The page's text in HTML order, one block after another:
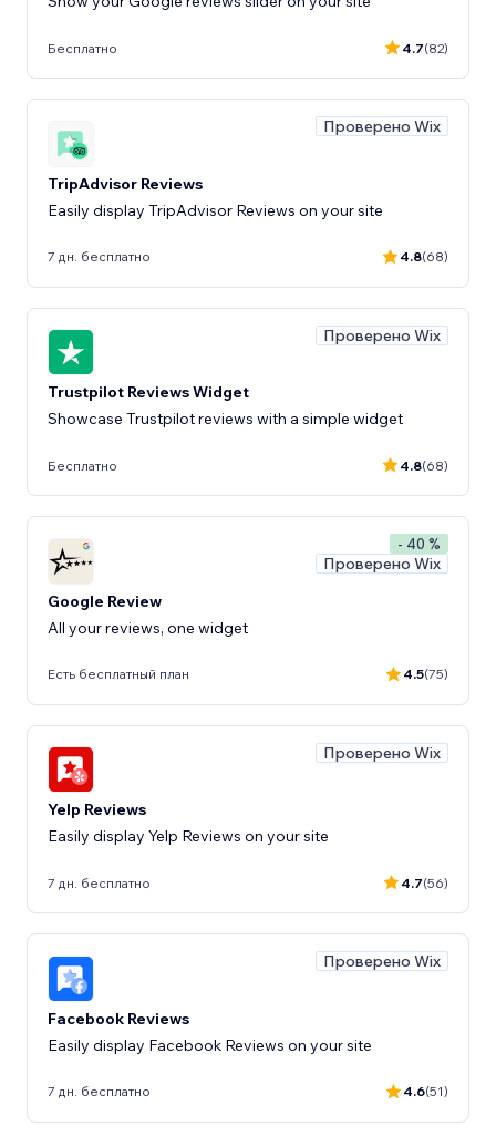
Бесплатно 4.7(82)
Проверено Wix
TripAdvisor Reviews
Easily display TripAdvisor Reviews on your site
7 дн. бесплатно 4.8(68)
Проверено Wix
Trustpilot Reviews Widget
Showcase Trustpilot reviews with a simple widget
Бесплатно 4.8(68)
- 40 %
Проверено Wix
Google Review
All your reviews, one widget
Есть бесплатный план 4.5(75)
Проверено Wix
Yelp Reviews
Easily display Yelp Reviews on your site
7 дн. бесплатно 4.7(56)
Проверено Wix
Facebook Reviews
Easily display Facebook Reviews on your site
7 дн. бесплатно 4.6(51)